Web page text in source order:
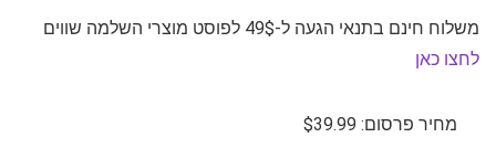
משלוח חינם בתנאי הגעה ל-49$ לפוסט מוצרי השלמה שווים
לחצו כאן
מחיר פרסום: $39.99